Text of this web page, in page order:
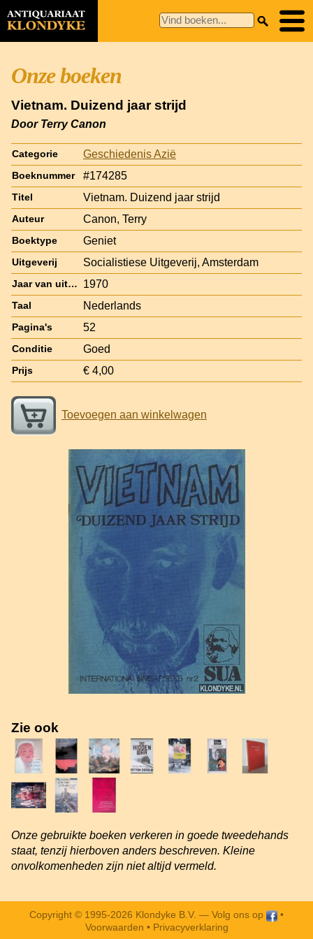
Onze boeken
Vietnam. Duizend jaar strijd
Door Terry Canon
Categorie Geschiedenis Azië
Boeknummer #174285
Titel Vietnam. Duizend jaar strijd
Auteur Canon, Terry
Boektype Geniet
Uitgeverij Socialistiese Uitgeverij, Amsterdam
Jaar van uitgave 1970
Taal Nederlands
Pagina's 52
Conditie Goed
Prijs € 4,00
Toevoegen aan winkelwagen
Zie ook
Onze gebruikte boeken verkeren in goede tweedehands
staat, tenzij hierboven anders beschreven. Kleine
onvolkomenheden zijn niet altijd vermeld.
Copyright © 1995-2026 Klondyke B.V. — Volg ons op
•
Voorwaarden • Privacyverklaring